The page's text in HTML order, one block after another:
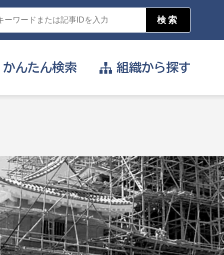
消防
かんたん検索
届け出や申請をしたい
証明書がほしい
相談をしたい
組織から探す
事業課